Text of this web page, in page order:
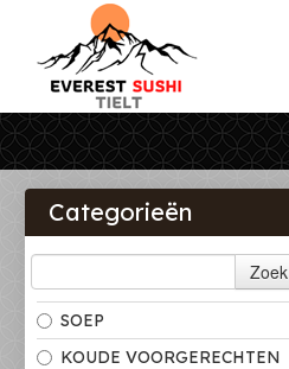
HOME
BESTELLEN
RESERVATIES
MENU
LOGIN
Categorieën
Zoek
SOEP
KOUDE VOORGERECHTEN